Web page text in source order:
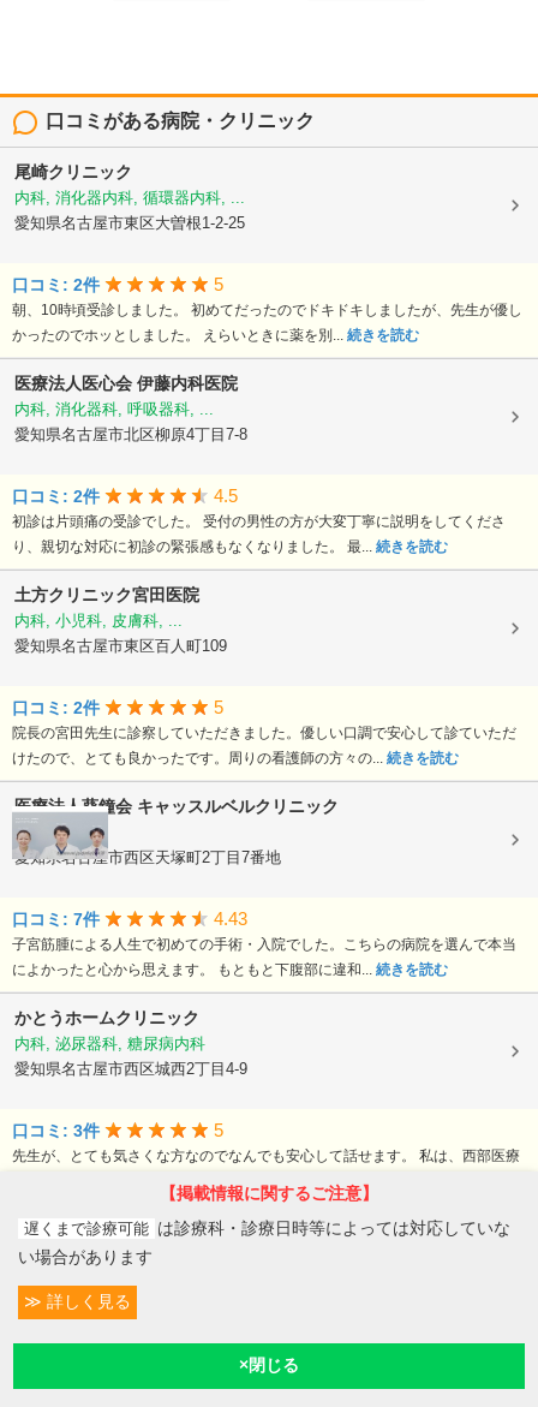
口コミがある病院・クリニック
尾崎クリニック
内科, 消化器内科, 循環器内科, ...
愛知県名古屋市東区大曽根1-2-25
口コミ: 2件 5
朝、10時頃受診しました。 初めてだったのでドキドキしましたが、先生が優し
かったのでホッとしました。 えらいときに薬を別... 続きを読む
医療法人医心会 伊藤内科医院
内科, 消化器科, 呼吸器科, ...
愛知県名古屋市北区柳原4丁目7-8
口コミ: 2件 4.5
初診は片頭痛の受診でした。 受付の男性の方が大変丁寧に説明をしてくださ
り、親切な対応に初診の緊張感もなくなりました。 最... 続きを読む
土方クリニック宮田医院
内科, 小児科, 皮膚科, ...
愛知県名古屋市東区百人町109
口コミ: 2件 5
院長の宮田先生に診察していただきました。優しい口調で安心して診ていただ
けたので、とても良かったです。周りの看護師の方々の... 続きを読む
医療法人葵鐘会 キャッスルベルクリニック
産科, 婦人科
愛知県名古屋市西区天塚町2丁目7番地
口コミ: 7件 4.43
子宮筋腫による人生で初めての手術・入院でした。こちらの病院を選んで本当
によかったと心から思えます。 もともと下腹部に違和... 続きを読む
かとうホームクリニック
内科, 泌尿器科, 糖尿病内科
愛知県名古屋市西区城西2丁目4-9
口コミ: 3件 5
先生が、とても気さくな方なのでなんでも安心して話せます。 私は、西部医療
センターから診てもらっていたので先生の人柄につい...
【病院なびドクタビュー】ドクター取材記事
愛知県名古屋市守山区
もりやまこどもとアレルギークリニック
吉田 明生
現在診療
【掲載情報に関するご注意】
遅くまで診療可能 は診療科・診療日時等によっては対応していな
い場合があります
詳しく見る